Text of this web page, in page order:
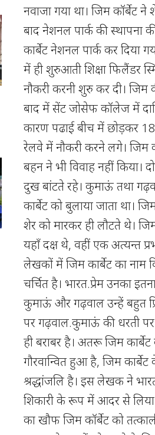
नवाजा गया था। जिम कॉर्बेट
बाद नेशनल पार्क की स्थापना
कार्बेट नेशनल पार्क कर दिया
में ही शुरुआती शिक्षा फिलैंडर
नौकरी करनी शुरु कर दी। जिम
बाद में सेंट जोसेफ कॉलेज में
कारण पढाई बीच में छोड़कर 18
रेलवे में नौकरी करने लगे। जिम
बहन ने भी विवाह नहीं
दुख बांटते रहे। कुमाऊं तथा
कार्बेट को बुलाया जाता था।
शेर को मारकर ही लौटते थे।
यहाँ दक्ष थे, वहीं एक अत्यन्त
लेखकों में जिम कार्बेट का नाम
चर्चित है। भारत.प्रेम उनका
कुमाऊं और गढ़वाल उन्हें बहुत
पर गढ़वाल.कुमाऊं की धरती पर
ही बराबर है। अतरू जिम कार्बेट
गौरवान्वित हुआ है, जिम
श्रद्धांजलि है। इस लेखक ने
शिकारी के रूप में आदर से
का खौफ जिम कॉर्बेट को